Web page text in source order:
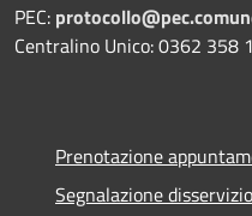
PEC:
Centralino Unico: 0362 358 1
Prenotazione
Segnalazione disservizio